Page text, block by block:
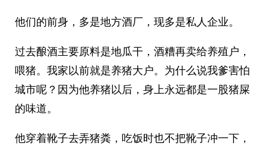
他们的前身，多是地方酒厂，现多是私人企业。
过去酿酒主要原料是地瓜干，酒糟再卖给养殖户，
喂猪。我家以前就是养猪大户。为什么说我爹害怕
城市呢？因为他养猪以后，身上永远都是一股猪屎
的味道。
他穿着靴子去弄猪粪，吃饭时也不把靴子冲一下，